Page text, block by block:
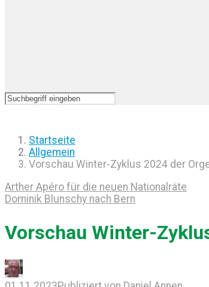
Startseite
Allgemein
Vorschau Winter-Zyklus 2024 der
Arther Apéro für die neuen Nationalräte
Dominik Blunschy nach Bern
Vorschau Winter-